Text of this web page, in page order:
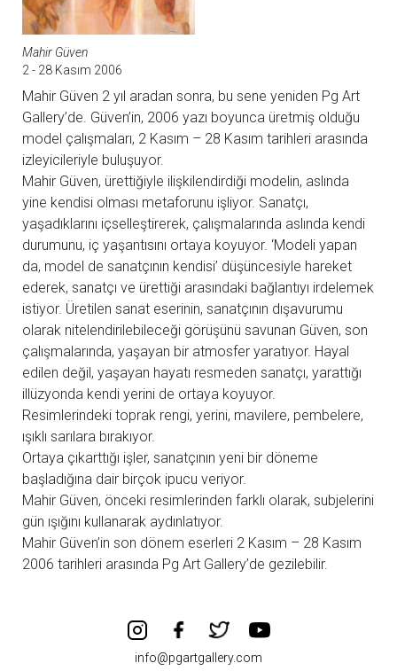
Mahir Güven
2 - 28 Kasım 2006
Mahir Güven 2 yıl aradan sonra, bu sene yeniden Pg Art
Gallery’de. Güven’in, 2006 yazı boyunca üretmiş olduğu
model çalışmaları, 2 Kasım – 28 Kasım tarihleri arasında
izleyicileriyle buluşuyor.
Mahir Güven, ürettiğiyle ilişkilendirdiği modelin, aslında
yine kendisi olması metaforunu işliyor. Sanatçı,
yaşadıklarını içselleştirerek, çalışmalarında aslında kendi
durumunu, iç yaşantısını ortaya koyuyor. ‘Modeli yapan
da, model de sanatçının kendisi’ düşüncesiyle hareket
ederek, sanatçı ve ürettiği arasındaki bağlantıyı irdelemek
istiyor. Üretilen sanat eserinin, sanatçının dışavurumu
olarak nitelendirilebileceği görüşünü savunan Güven, son
çalışmalarında, yaşayan bir atmosfer yaratıyor. Hayal
edilen değil, yaşayan hayatı resmeden sanatçı, yarattığı
illüzyonda kendi yerini de ortaya koyuyor.
Resimlerindeki toprak rengi, yerini, mavilere, pembelere,
ışıklı sarılara bırakıyor.
Ortaya çıkarttığı işler, sanatçının yeni bir döneme
başladığına dair birçok ipucu veriyor.
Mahir Güven, önceki resimlerinden farklı olarak, subjelerini
gün ışığını kullanarak aydınlatıyor.
Mahir Güven’in son dönem eserleri 2 Kasım – 28 Kasım
2006 tarihleri arasında Pg Art Gallery’de gezilebilir.
info@pgartgallery.com